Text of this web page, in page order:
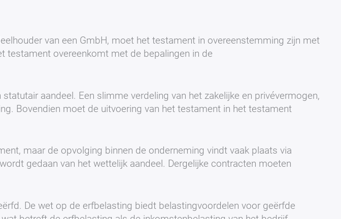
van een GmbH, moet het testament in overeenstemming zijn met
testament overeenkomt met de bepalingen in de
aandeel. Een slimme verdeling van het zakelijke en privévermogen,
Bovendien moet de uitvoering van het testament in het testament
maar de opvolging binnen de onderneming vindt vaak plaats via
gedaan van het wettelijk aandeel. Dergelijke contracten moeten
De wet op de erfbelasting biedt belastingvoordelen voor geërfde